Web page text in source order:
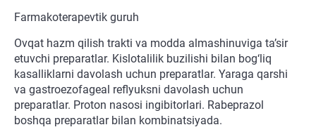
Farmakoterapevtik guruh
Ovqat hazm qilish trakti va modda almashinuviga ta’sir
etuvchi preparatlar. Kislotalilik buzilishi bilan bog‘liq
kasalliklarni davolash uchun preparatlar. Yaraga qarshi
va gastroezofageal reflyuksni davolash uchun
preparatlar. Proton nasosi ingibitorlari. Rabeprazol
boshqa preparatlar bilan kombinatsiyada.